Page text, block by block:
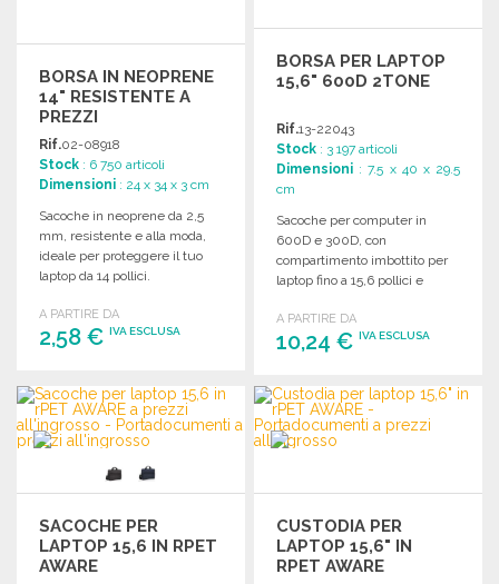
BORSA IN NEOPRENE
14" RESISTENTE A
PREZZI
ALL'INGROSSO
Rif.02-08918
Stock : 6 750 articoli
Dimensioni : 24 x 34 x 3 cm
Sacoche in neoprene da 2,5
mm, resistente e alla moda,
ideale per proteggere il tuo
laptop da 14 pollici.
A PARTIRE DA
2,58 € IVA ESCLUSA
ORDINARE
Richiedi un preventivo
BORSA PER LAPTOP
15,6" 600D 2TONE
Rif.13-22043
Stock : 3 197 articoli
Dimensioni : 7.5 x 40 x 29.5
cm
Sacoche per computer in
600D e 300D, con
compartimento imbottito per
laptop fino a 15,6 pollici e
A PARTIRE DA
10,24 €IVA ESCLUSA
ORDINARE
Richiedi un preventivo
SACOCHE PER
LAPTOP 15,6 IN RPET
AWARE
CUSTODIA PER
LAPTOP 15,6" IN
RPET AWARE